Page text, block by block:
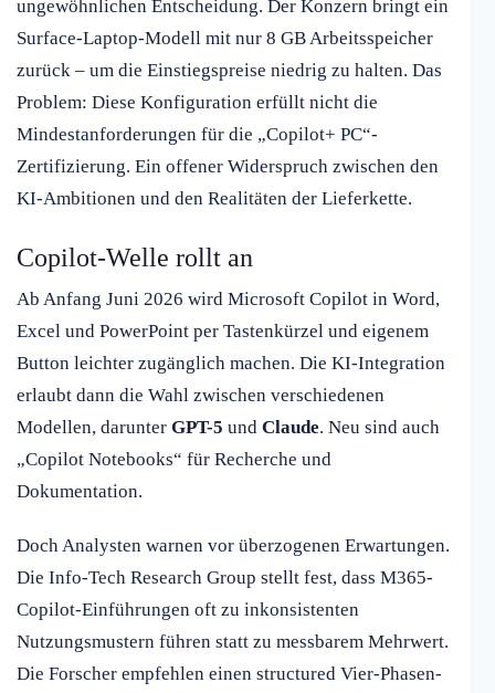
ungewöhnlichen Entscheidung. Der Konzern bringt ein
Surface-Laptop-Modell mit nur 8 GB Arbeitsspeicher
zurück – um die Einstiegspreise niedrig zu halten. Das
Problem: Diese Konfiguration erfüllt nicht die
Mindestanforderungen für die „Copilot+ PC“-
Zertifizierung. Ein offener Widerspruch zwischen den
KI-Ambitionen und den Realitäten der Lieferkette.
Copilot-Welle rollt an
Ab Anfang Juni 2026 wird Microsoft Copilot in Word,
Excel und PowerPoint per Tastenkürzel und eigenem
Button leichter zugänglich machen. Die KI-Integration
erlaubt dann die Wahl zwischen verschiedenen
Modellen, darunter GPT-5 und Claude. Neu sind auch
„Copilot Notebooks“ für Recherche und
Dokumentation.
Doch Analysten warnen vor überzogenen Erwartungen.
Die Info-Tech Research Group stellt fest, dass M365-
Copilot-Einführungen oft zu inkonsistenten
Nutzungsmustern führen statt zu messbarem Mehrwert.
Die Forscher empfehlen einen structured Vier-Phasen-